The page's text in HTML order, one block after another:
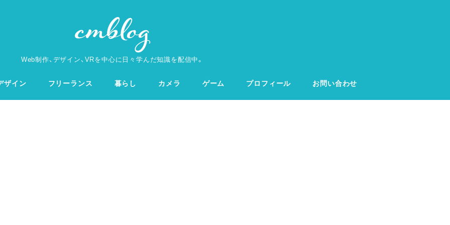
Web制作、デザイン、VRを中心に日々学んだ知識を配信中。
ザイン フリーランス 暮らし カメラ ゲーム プロフィール お問い合わせ